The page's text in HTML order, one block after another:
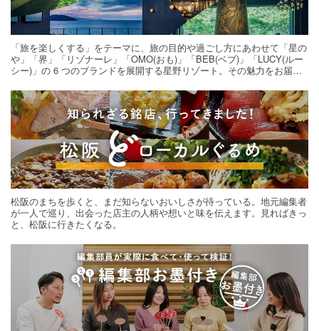
「旅を楽しくする」をテーマに、旅の目的や過ごし方にあわせて「星の
や」「界」「リゾナーレ」「OMO(おも)」「BEB(ベブ)」「LUCY(ルー
シー)」の 6 つのブランドを展開する星野リゾート。その魅力をお届け
松阪のまちを歩くと、まだ知らないおいしさが待っている。地元編集者
が一人で巡り、出会った店主の人柄や想いと味を伝えます。見ればきっ
と、松阪に行きたくなる。